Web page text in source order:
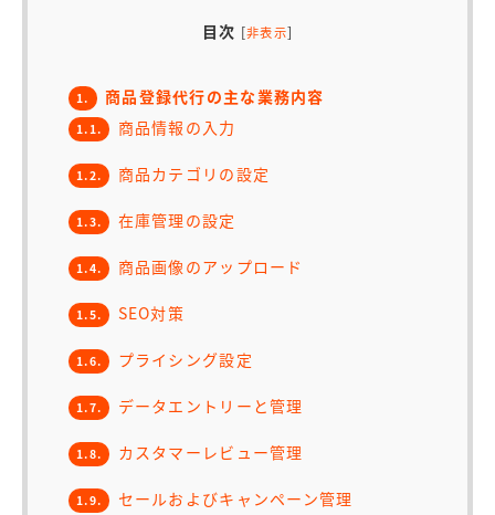
目次 [非表示]
1. 商品登録代行の主な業務内容
1.1. 商品情報の入力
1.2. 商品カテゴリの設定
1.3. 在庫管理の設定
1.4. 商品画像のアップロード
1.5. SEO対策
1.6. プライシング設定
1.7. データエントリーと管理
1.8. カスタマーレビュー管理
1.9. セールおよびキャンペーン管理